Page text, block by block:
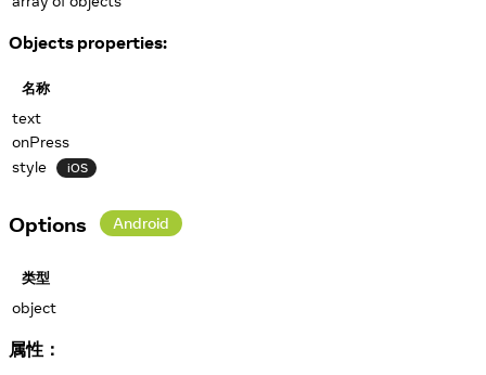
Objects properties:
名称
text
onPress
style
iOS
Options Android
类型
object
属性：